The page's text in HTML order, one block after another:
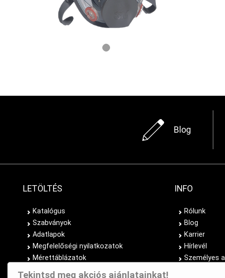
Tekintsd meg akciós ajánlatainkat!
Blog
LETÖLTÉS
Katalógus
Szabványok
Adatlapok
Megfelelőségi nyilatkozatok
Mérettáblázatok
INFO
Rólunk
Blog
Karrier
Hírlevél
Személyes